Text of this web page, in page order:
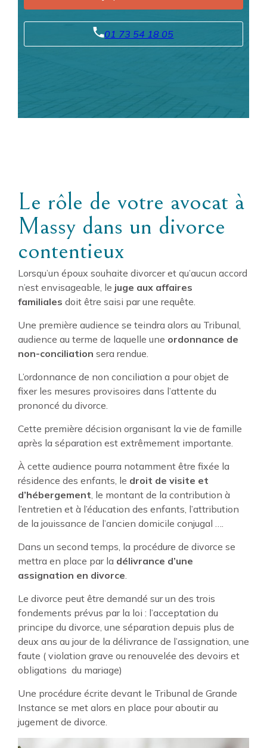
01 73 54 18 05
Le rôle de votre avocat à
Massy dans un divorce
contentieux
Lorsqu’un époux souhaite divorcer et qu’aucun accord
n’est envisageable, le juge aux affaires
familiales doit être saisi par une requête.
Une première audience se teindra alors au Tribunal,
audience au terme de laquelle une ordonnance de
non-conciliation sera rendue.
L’ordonnance de non conciliation a pour objet de
fixer les mesures provisoires dans l’attente du
prononcé du divorce.
Cette première décision organisant la vie de famille
après la séparation est extrêmement importante.
À cette audience pourra notamment être fixée la
résidence des enfants, le droit de visite et
d’hébergement , le montant de la contribution à
l’entretien et à l’éducation des enfants, l’attribution
de la jouissance de l’ancien domicile conjugal ….
Dans un second temps, la procédure de divorce se
mettra en place par la délivrance d’une
assignation en divorce
Le divorce peut être demandé sur un des trois
fondements prévus par la loi : l’acceptation du
principe du divorce, une séparation depuis plus de
deux ans au jour de la délivrance de l’assignation, une
faute ( violation grave ou renouvelée des devoirs et
obligations du mariage)
Une procédure écrite devant le Tribunal de Grande
Instance se met alors en place pour aboutir au
jugement de divorce.